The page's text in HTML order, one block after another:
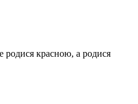
родися красною, а родися